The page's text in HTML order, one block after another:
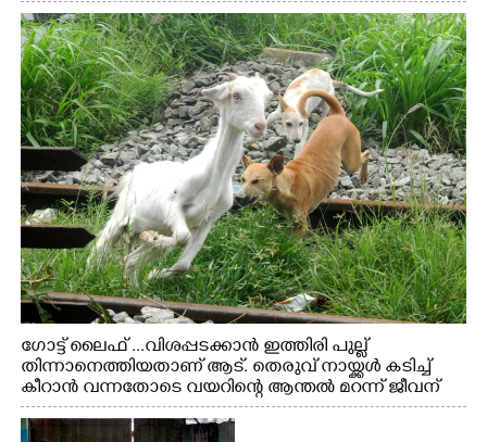
ഗോട്ട് ലൈഫ് ...വിശപ്പടക്കാൻ ഇത്തിരി പുല്ല്
തിന്നാനെത്തിയതാണ് ആട്. തെരുവ് നായ്ക്കൾ കടിച്ച്
കീറാൻ വന്നതോടെ വയറിന്റെ ആന്തൽ മറന്ന് ജീവന്
വേണ്ടിയായി ഓട്ടം. എറണാകുളം വാത്തുരുത്തിയിൽ
നിന്നുള്ള കാഴ്ച